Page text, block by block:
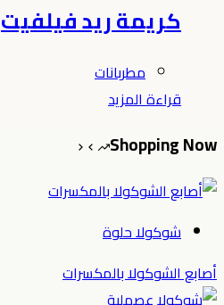
كريمة ريد فيلفيت
مطربانات
قراءة المزيد
Shopping Now
شوكولا حلوة
أصابع الشوكولا بالمكسرات